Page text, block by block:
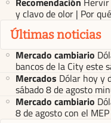
y clavo de olor | Por
Últimas noticias
Mercado cambiario
bancos de la City este
Mercados Dólar hoy y
sábado 8 de agosto
Mercado cambiario
8 de agosto con el